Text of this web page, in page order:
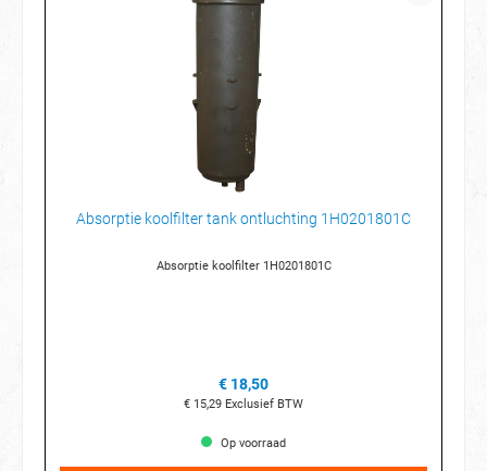
Absorptie koolfilter tank ontluchting 1H0201801C
Absorptie koolfilter 1H0201801C
€ 18,50
€ 15,29 Exclusief BTW
Op voorraad